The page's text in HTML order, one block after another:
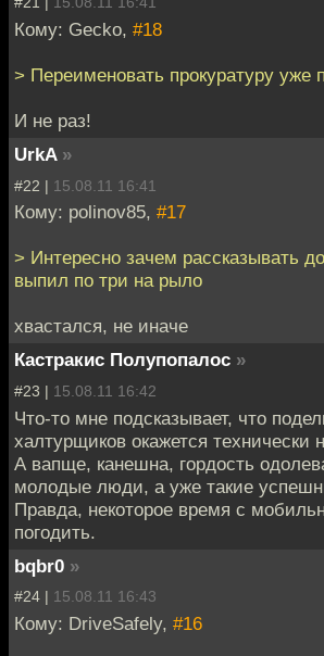
Кому: Gecko, #18
> Переименовать прокуратуру уже
И не раз!
UrkA »
#22 | 15.08.11 16:41
Кому: polinov85, #17
> Интересно зачем рассказывать
выпил по три на рыло
хвастался, не иначе
Кастракис Полупопалос »
#23 | 15.08.11 16:42
Что-то мне подсказывает, что
халтурщиков окажется технически
А вапще, канешна, гордость
молодые люди, а уже такие
Правда, некоторое время с
погодить.
bqbr0 »
#24 | 15.08.11 16:43
Кому: DriveSafely, #16